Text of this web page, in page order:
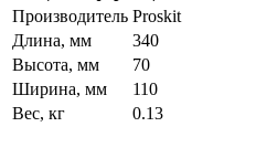
Производитель Proskit
Длина, мм
340
Высота, мм
70
Ширина, мм
110
Вес, кг
0.13